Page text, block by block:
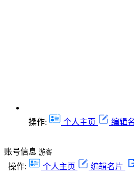
操作: 个人主页 编辑
账号信息 游客
操作: 个人主页 编辑名片